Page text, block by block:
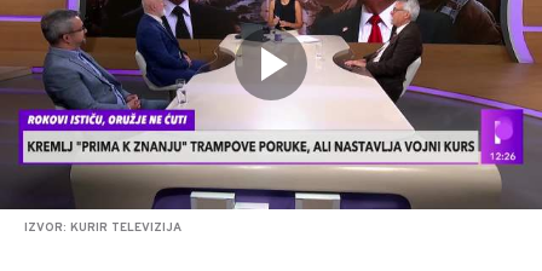
IZVOR: KURIR TELEVIZIJA